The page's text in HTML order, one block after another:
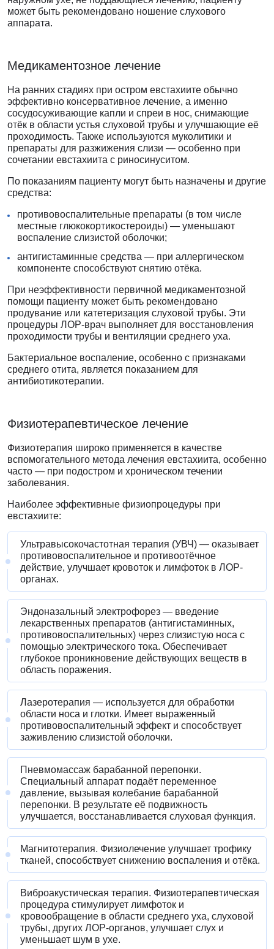
может быть рекомендовано ношение слухового
аппарата.
Медикаментозное лечение
На ранних стадиях при остром евстахиите обычно
эффективно консервативное лечение, а именно
сосудосуживающие капли и спреи в нос, снимающие
отёк в области устья слуховой трубы и улучшающие её
проходимость. Также используются муколитики и
препараты для разжижения слизи — особенно при
сочетании евстахиита с риносинуситом.
По показаниям пациенту могут быть назначены и другие
средства:
противовоспалительные препараты (в том числе
местные глюкокортикостероиды) — уменьшают
воспаление слизистой оболочки;
антигистаминные средства — при аллергическом
компоненте способствуют снятию отёка.
При неэффективности первичной медикаментозной
помощи пациенту может быть рекомендовано
продувание или катетеризация слуховой трубы. Эти
процедуры ЛОР-врач выполняет для восстановления
проходимости трубы и вентиляции среднего уха.
Бактериальное воспаление, особенно с признаками
среднего отита, является показанием для
антибиотикотерапии.
Физиотерапевтическое лечение
Физиотерапия широко применяется в качестве
вспомогательного метода лечения евстахиита, особенно
часто — при подостром и хроническом течении
заболевания.
Наиболее эффективные физиопроцедуры при
евстахиите:
Ультравысокочастотная терапия (УВЧ) — оказывает
противовоспалительное и противоотёчное
действие, улучшает кровоток и лимфоток в ЛОР-
органах.
Эндоназальный электрофорез — введение
лекарственных препаратов (антигистаминных,
противовоспалительных) через слизистую носа с
помощью электрического тока. Обеспечивает
глубокое проникновение действующих веществ в
область поражения.
Лазеротерапия — используется для обработки
области носа и глотки. Имеет выраженный
противовоспалительный эффект и способствует
заживлению слизистой оболочки.
Пневмомассаж барабанной перепонки.
Специальный аппарат подаёт переменное
давление, вызывая колебание барабанной
перепонки. В результате её подвижность
улучшается, восстанавливается слуховая функция.
Магнитотерапия. Физиолечение улучшает трофику
тканей, способствует снижению воспаления и отёка.
Виброакустическая терапия. Физиотерапевтическая
процедура стимулирует лимфоток и
кровообращение в области среднего уха, слуховой
трубы, других ЛОР-органов, улучшает слух и
уменьшает шум в ухе.